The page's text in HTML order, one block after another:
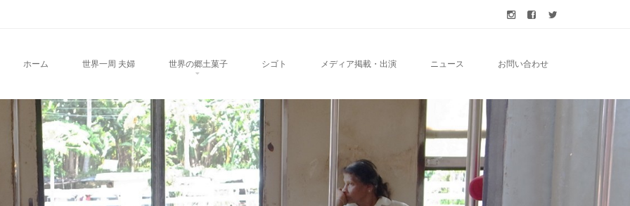
CONTENT
ホーム 世界一周 夫婦 世界の郷土菓子 シゴト メディア掲載・出演 ニュース お問い合わせ